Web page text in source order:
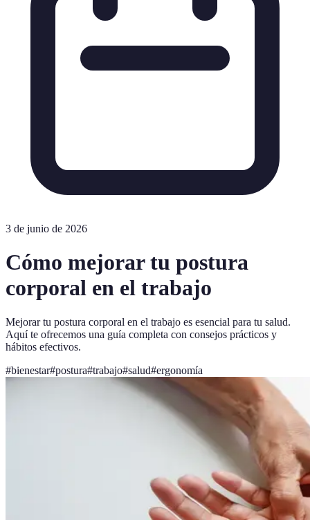
3 de junio de 2026
Cómo mejorar tu postura
corporal en el trabajo
Mejorar tu postura corporal en el trabajo es esencial para tu salud.
Aquí te ofrecemos una guía completa con consejos prácticos y
hábitos efectivos.
#bienestar#postura#trabajo#salud#ergonomía